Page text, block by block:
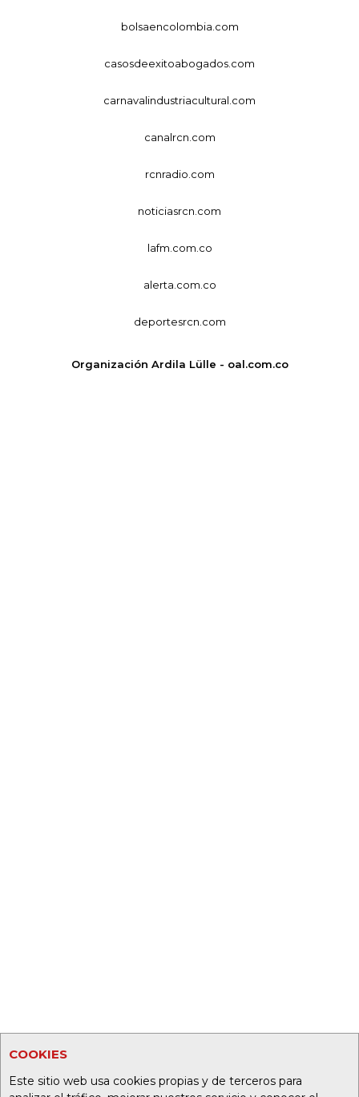
COOKIES
Este sitio web usa cookies propias y de terceros para
bolsaencolombia.com
casosdeexitoabogados.com
carnavalindustriacultural.com
canalrcn.com
rcnradio.com
noticiasrcn.com
lafm.com.co
alerta.com.co
deportesrcn.com
Organización Ardila Lülle - oal.com.co